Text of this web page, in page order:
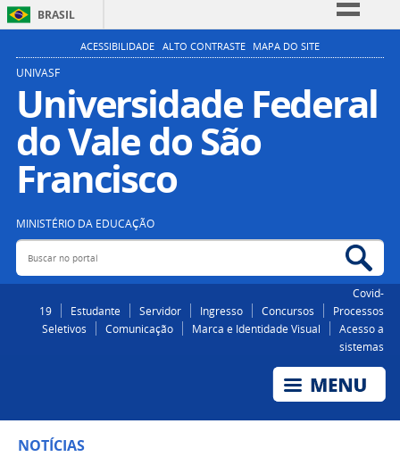
BRASIL
Simplifique!
Participe
Acesso à informação
Legislação
ACESSIBILIDADE ALTO CONTRASTE MAPA DO SITE
UNIVASF
Universidade Federal
do Vale do São
Francisco
MINISTÉRIO DA EDUCAÇÃO
Buscar no portal
Covid-
19
Estudante Servidor Ingresso Concursos
Processos
Seletivos
Comunicação Marca e Identidade Visual
Acesso a
sistemas
NOTÍCIAS